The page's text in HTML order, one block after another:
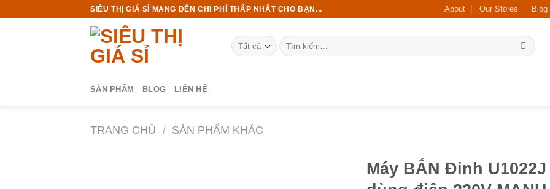
SIÊU THỊ GIÁ SỈ MANG ĐẾN CHI PHÍ THẤP NHẤT CHO BẠN... About Our Stores Blog
Tìm
kiếm:
SẢN PHẨM BLOG LIÊN HỆ
TRANG CHỦ / SẢN PHẨM KHÁC
Máy BẮN Đinh U1022J